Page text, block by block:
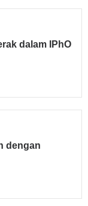
dalam IPhO
dengan